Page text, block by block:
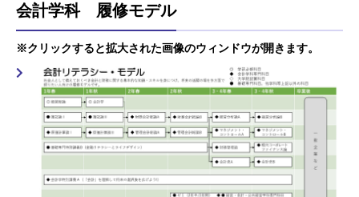
会計学科 履修モデル
※クリックすると拡大された画像のウィンドウが開きます。